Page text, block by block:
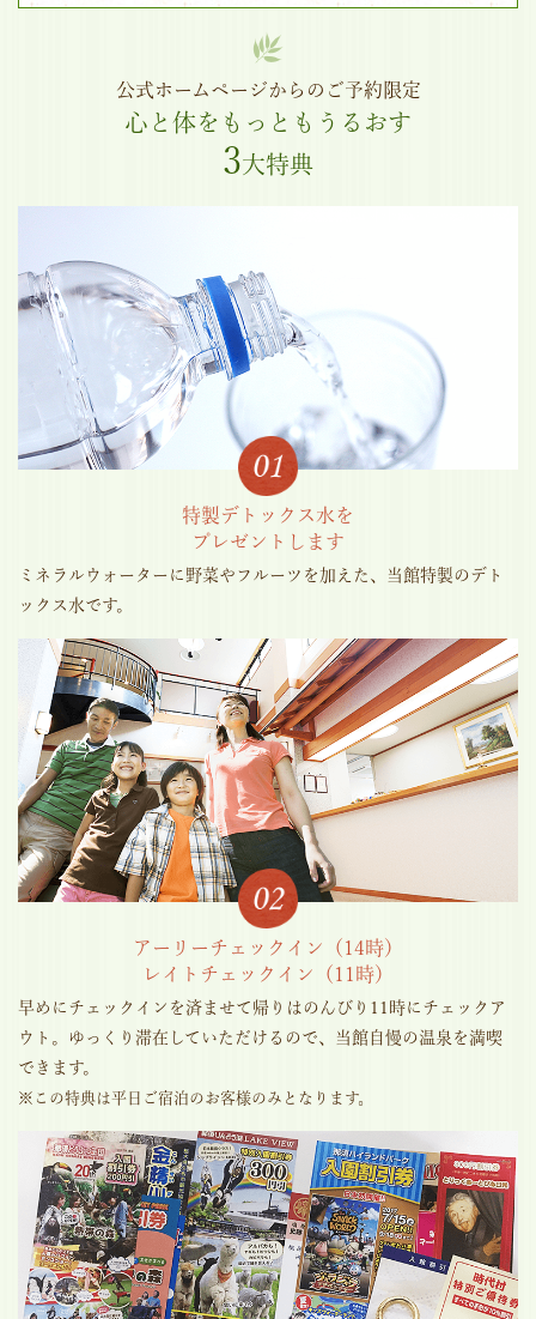
公式ホームページからのご予約限定
心と体をもっともうるおす
3大特典
特製デトックス水を
プレゼントします
ミネラルウォーターに野菜やフルーツを加えた、当館特製のデト
ックス水です。
アーリーチェックイン（14時）
レイトチェックイン（11時）
早めにチェックインを済ませて帰りはのんびり11時にチェックア
ウト。ゆっくり滞在していただけるので、当館自慢の温泉を満喫
できます。
※この特典は平日ご宿泊のお客様のみとなります。